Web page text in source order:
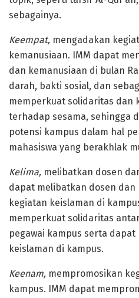
sebagainya.
Keempat, mengadakan
kemanusiaan. IMM dapat
dan kemanusiaan di bulan
darah, bakti sosial, dan
memperkuat solidaritas dan
terhadap sesama, sehingga
potensi kampus dalam hal
mahasiswa yang berakhlak
Kelima, melibatkan dosen
dapat melibatkan dosen dan
kegiatan keislaman di
memperkuat solidaritas
pegawai kampus serta
keislaman di kampus.
Keenam, mempromosikan
kampus. IMM dapat